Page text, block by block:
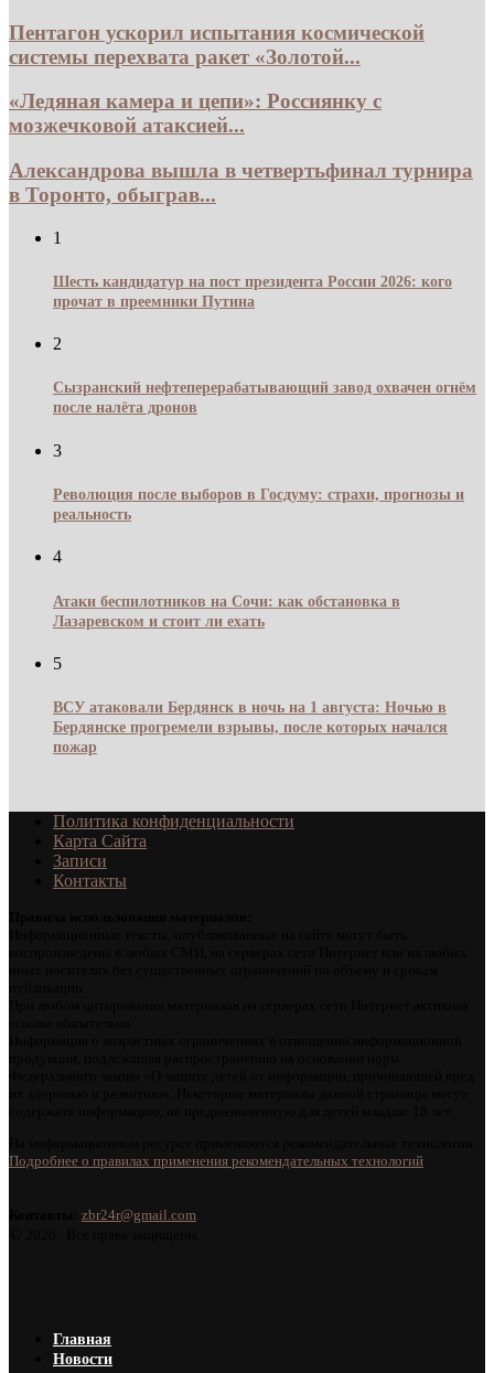
Пентагон ускорил испытания космической
системы перехвата ракет «Золотой...
«Ледяная камера и цепи»: Россиянку с
мозжечковой атаксией...
Александрова вышла в четвертьфинал турнира
в Торонто, обыграв...
1
Шесть кандидатур на пост президента России 2026: кого
прочат в преемники Путина
2
Сызранский нефтеперерабатывающий завод охвачен огнём
после налёта дронов
3
Революция после выборов в Госдуму: страхи, прогнозы и
реальность
4
Атаки беспилотников на Сочи: как обстановка в
Лазаревском и стоит ли ехать
5
ВСУ атаковали Бердянск в ночь на 1 августа: Ночью в
Бердянске прогремели взрывы, после которых начался
пожар
Политика конфиденциальности
Карта Сайта
Записи
Контакты
Подробнее о правилах применения рекомендательных технологий
zbr24r@gmail.com
Главная
Новости